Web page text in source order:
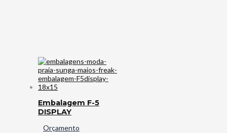
Embalagem F-5
DISPLAY
Orçamento